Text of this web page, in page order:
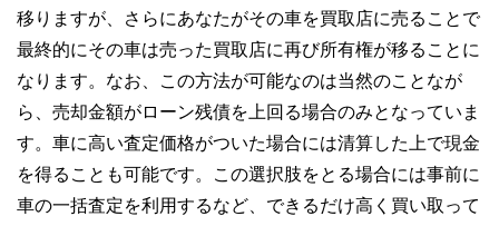
移りますが、さらにあなたがその車を買取店に売ることで
最終的にその車は売った買取店に再び所有権が移ることに
なります。なお、この方法が可能なのは当然のことなが
ら、売却金額がローン残債を上回る場合のみとなっていま
す。車に高い査定価格がついた場合には清算した上で現金
を得ることも可能です。この選択肢をとる場合には事前に
車の一括査定を利用するなど、できるだけ高く買い取って